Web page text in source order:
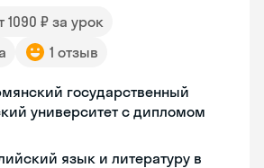
1090 ₽ за урок
1 отзыв
государственный
университет с дипломом
язык и литературу в